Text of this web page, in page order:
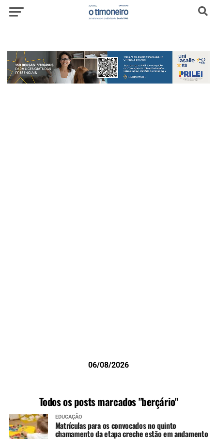
06/08/2026
Todos os posts marcados "berçário"
EDUCAÇÃO
Matrículas para os convocados no quinto
chamamento da etapa creche estão em andamento